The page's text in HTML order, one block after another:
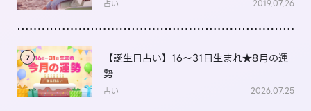
占い 2019.07.26
7
【誕生日占い】16～31日生まれ★8月の運
勢
占い 2026.07.25